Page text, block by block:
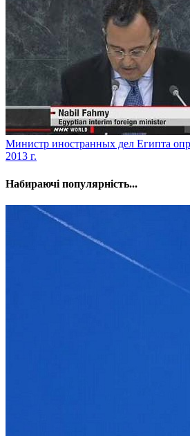
Министр иностранных дел Египта
2013 г.
Набираючі популярність...